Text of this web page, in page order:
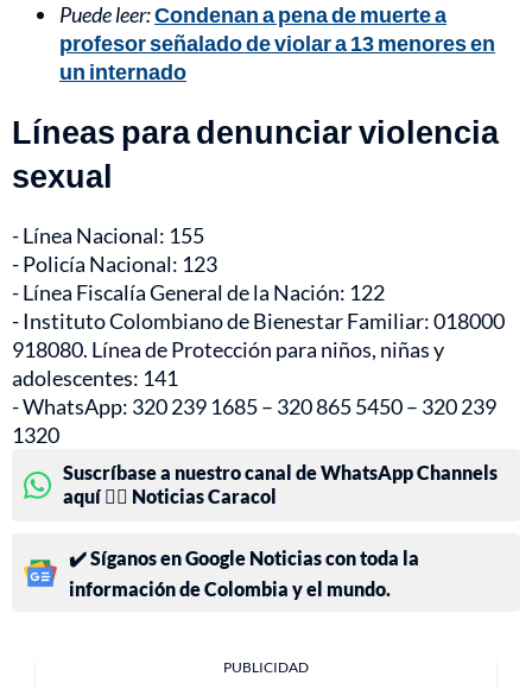
Puede leer:Condenan a pena de muerte a
profesor señalado de violar a 13 menores en
un internado
Líneas para denunciar violencia
sexual
- Línea Nacional: 155
- Policía Nacional: 123
- Línea Fiscalía General de la Nación: 122
- Instituto Colombiano de Bienestar Familiar: 018000
918080. Línea de Protección para niños, niñas y
adolescentes: 141
- WhatsApp: 320 239 1685 – 320 865 5450 – 320 239
1320
Suscríbase a nuestro canal de WhatsApp Channels
aquí 👉🏻 Noticias Caracol
✔️ Síganos en Google Noticias con toda la
información de Colombia y el mundo.
PUBLICIDAD